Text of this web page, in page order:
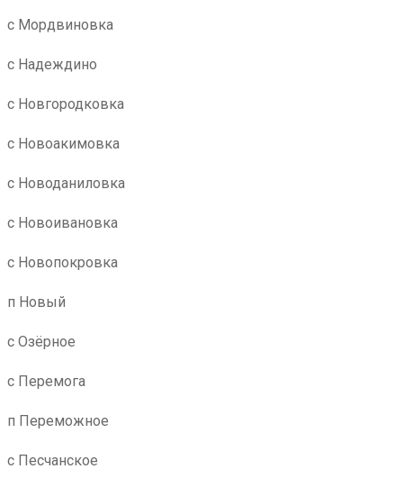
с Мордвиновка
с Надеждино
с Новгородковка
с Новоакимовка
с Новоданиловка
с Новоивановка
с Новопокровка
п Новый
с Озёрное
с Перемога
п Переможное
с Песчанское